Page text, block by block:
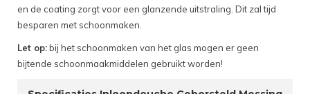
en de coating zorgt voor een glanzende uitstraling. Dit zal tijd
besparen met schoonmaken.
Let op:bij het schoonmaken van het glas mogen er geen
bijtende schoonmaakmiddelen gebruikt worden!